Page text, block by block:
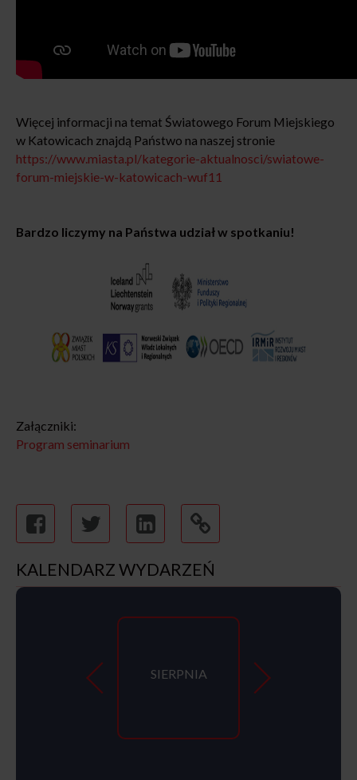
Więcej informacji na temat Światowego Forum Miejskiego
w Katowicach znajdą Państwo na naszej stronie
https://www.miasta.pl/kategorie-aktualnosci/swiatowe-
forum-miejskie-w-katowicach-wuf11
Bardzo liczymy na Państwa udział w spotkaniu!
Załączniki:
Program seminarium
KALENDARZ WYDARZEŃ
SIERPNIA